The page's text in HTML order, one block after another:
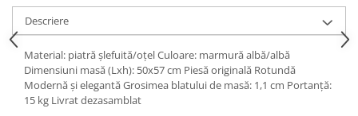
Paturi lemn & pal
Paturi metalice
Paturi tapitate
Saltele
Descriere
Material: piatră şlefuită/oţel Culoare: marmură albă/albă
Dimensiuni masă (Lxh): 50x57 cm Piesă originală Rotundă
Modernă şi elegantă Grosimea blatului de masă: 1,1 cm Portanţă:
15 kg Livrat dezasamblat